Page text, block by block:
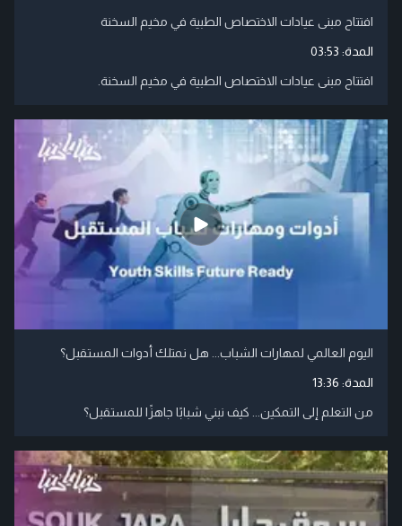
افتتاح مبنى عيادات الاختصاص الطبية في مخيم السخنة
المدة: 03:53
افتتاح مبنى عيادات الاختصاص الطبية في مخيم السخنة.
اليوم العالمي لمهارات الشباب... هل نمتلك أدوات المستقبل؟
المدة: 13:36
من التعلم إلى التمكين... كيف نبني شبابًا جاهزًا للمستقبل؟